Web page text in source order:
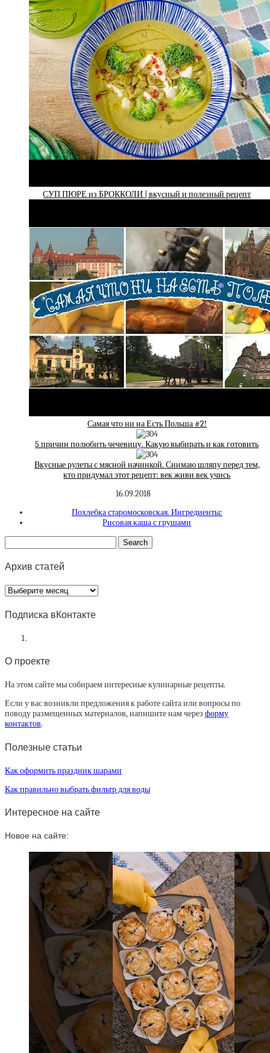
СУП ПЮРЕ из БРОККОЛИ | вкусный и полезный рецепт
Самая что ни на Есть Польша #2!
5 причин полюбить чечевицу. Какую выбирать и как готовить
Вкусные рулеты с мясной начинкой. Снимаю шляпу перед тем,
кто придумал этот рецепт: век живи век учись
16.09.2018
Похлебка старомосковская. Ингредиенты:
Рисовая каша с грушами
Архив статей
Архив
статей
Подписка вКонтакте
О проекте
На этом сайте мы собираем интересные кулинарные рецепты.
Если у вас возникли предложения к работе сайта или вопросы по
поводу размещенных материалов, напишите нам через форму
контактов.
Полезные статьи
Как оформить праздник шарами
Как правильно выбрать фильтр для воды
Интересное на сайте
Новое на сайте: